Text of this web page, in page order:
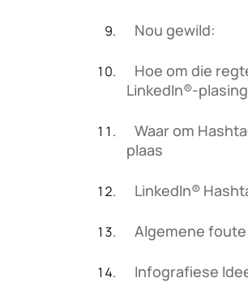
Nou gewild:
Hoe om die
LinkedIn®-
Waar om
plaas
LinkedIn®
Algemene
Infografiese